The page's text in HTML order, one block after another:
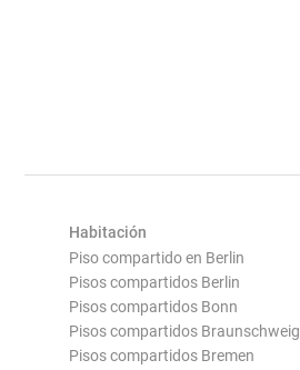
Habitación
Piso compartido en Berlin
Pisos compartidos Berlin
Pisos compartidos Bonn
Pisos compartidos Braunschweig
Pisos compartidos Bremen